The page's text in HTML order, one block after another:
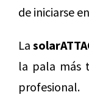
de iniciarse
La
la pala más
profesional.